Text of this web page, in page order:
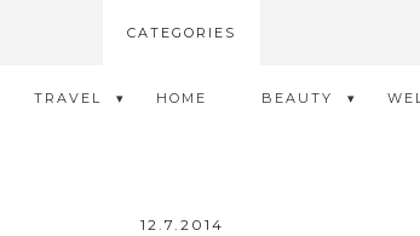
CATEGORIES
TRAVEL HOME BEAUTY
12.7.2014